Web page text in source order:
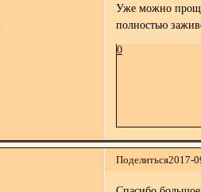
Уже можно
полностью
0
Поделиться2017-